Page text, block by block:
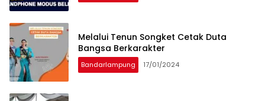
Melalui Tenun Songket Cetak Duta
Bangsa Berkarakter
Bandarlampung 17/01/2024